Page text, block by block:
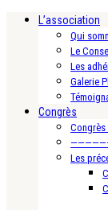
L’association
Qui
Le
Les
Galerie
Congrès
Congrès
Les